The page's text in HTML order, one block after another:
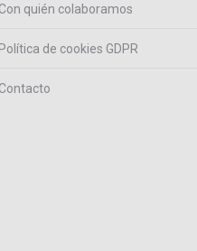
Con quién colaboramos
Política de cookies GDPR
Contacto